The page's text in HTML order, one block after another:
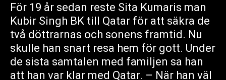
För 19 år sedan reste Sita Kumaris man
Kubir Singh BK till Qatar för att säkra de
två döttrarnas och sonens framtid. Nu
skulle han snart resa hem för gott. Under
de sista samtalen med familjen sa han
att han var klar med Qatar. – När han väl